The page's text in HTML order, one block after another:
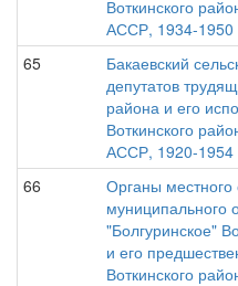
Воткинского
АССР, 1934-1950
65
Бакаевский
депутатов
района и его
Воткинского
АССР, 1920-1954
66
Органы
муниципального
"Болгуринское"
и его
Воткинского